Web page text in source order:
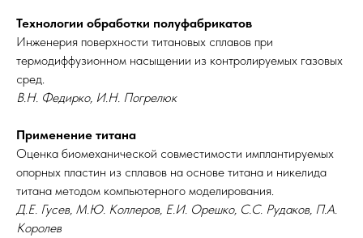
Технологии обработки полуфабрикатов
Инженерия поверхности титановых сплавов при
термодиффузионном насыщении из контролируемых газовых
сред.
В.Н. Федирко, И.Н. Погрелюк
Применение титана
Оценка биомеханической совместимости имплантируемых
опорных пластин из сплавов на основе титана и никелида
титана методом компьютерного моделирования.
Д.Е. Гусев, М.Ю. Коллеров, Е.И. Орешко, С.С. Рудаков, П.А.
Королев